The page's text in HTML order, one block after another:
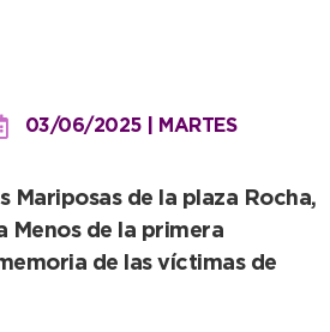
03/06/2025 | MARTES
Mariposas de la plaza Rocha,
Menos de la primera
de las víctimas de